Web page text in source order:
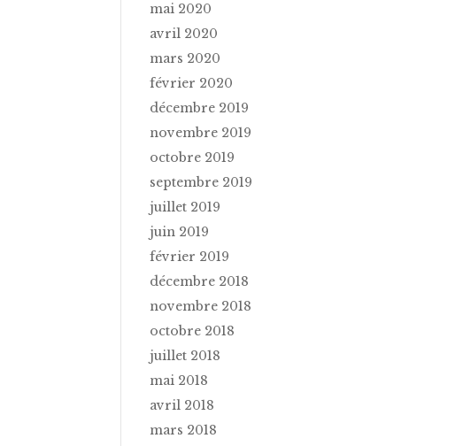
mai 2020
avril 2020
mars 2020
février 2020
décembre 2019
novembre 2019
octobre 2019
septembre 2019
juillet 2019
juin 2019
février 2019
décembre 2018
novembre 2018
octobre 2018
juillet 2018
mai 2018
avril 2018
mars 2018